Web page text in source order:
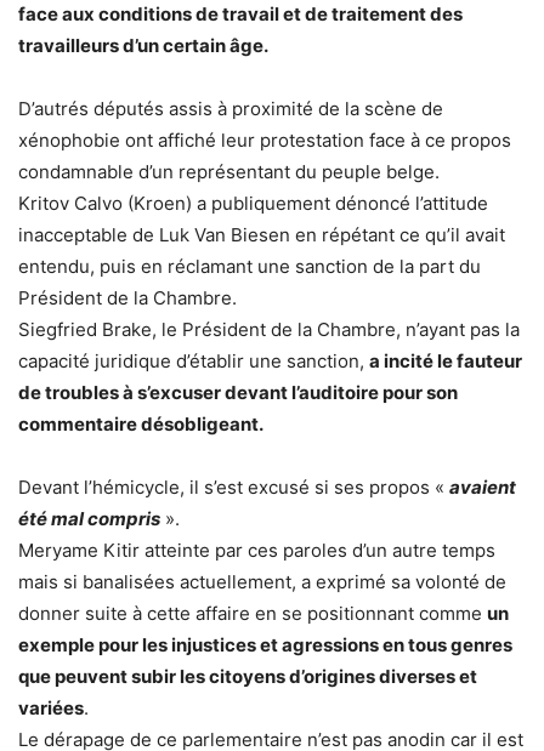
face aux conditions de travail et de traitement des
travailleurs d’un certain âge.
D’autrés députés assis à proximité de la scène de
xénophobie ont affiché leur protestation face à ce propos
condamnable d’un représentant du peuple belge.
Kritov Calvo (Kroen) a publiquement dénoncé l’attitude
inacceptable de Luk Van Biesen en répétant ce qu’il avait
entendu, puis en réclamant une sanction de la part du
Président de la Chambre.
Siegfried Brake, le Président de la Chambre, n’ayant pas la
capacité juridique d’établir une sanction, a incité le fauteur
de troubles à s’excuser devant l’auditoire pour son
commentaire désobligeant.
Devant l’hémicycle, il s’est excusé si ses propos « avaient
été mal compris ».
Meryame Kitir atteinte par ces paroles d’un autre temps
mais si banalisées actuellement, a exprimé sa volonté de
donner suite à cette affaire en se positionnant comme un
exemple pour les injustices et agressions en tous genres
que peuvent subir les citoyens d’origines diverses et
variées.
Le dérapage de ce parlementaire n’est pas anodin car il est